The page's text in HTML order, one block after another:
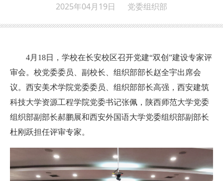
2025年04月19日 党委组织部
4月18日，学校在长安校区召开党建“双创”建设专家评
审会。校党委委员、副校长、组织部部长赵全宇出席会
议。西安美术学院党委委员、组织部部长高强，西安建筑
科技大学资源工程学院党委书记张佩，陕西师范大学党委
组织部副部长郝鹏展和西安外国语大学党委组织部副部长
杜刚跃担任评审专家。